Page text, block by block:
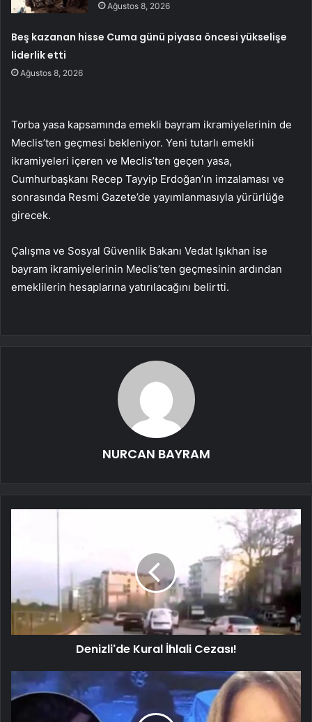
Ağustos 8, 2026
Beş kazanan hisse Cuma günü piyasa öncesi yükselişe
liderlik etti
Ağustos 8, 2026
Torba yasa kapsamında emekli bayram ikramiyelerinin de
Meclis’ten geçmesi bekleniyor. Yeni tutarlı emekli
ikramiyeleri içeren ve Meclis’ten geçen yasa,
Cumhurbaşkanı Recep Tayyip Erdoğan’ın imzalaması ve
sonrasında Resmi Gazete’de yayımlanmasıyla yürürlüğe
girecek.
Çalışma ve Sosyal Güvenlik Bakanı Vedat Işıkhan ise
bayram ikramiyelerinin Meclis’ten geçmesinin ardından
emeklilerin hesaplarına yatırılacağını belirtti.
NURCAN BAYRAM
Denizli'de Kural İhlali Cezası!